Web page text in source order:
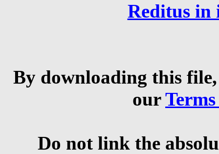
Reditus in
By downloading this
our
Do not link the